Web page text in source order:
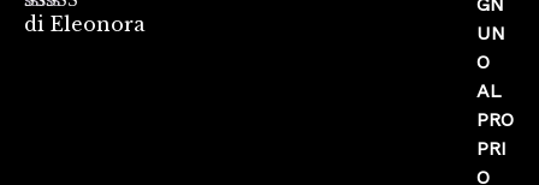
Valutato5su
di Eleonora